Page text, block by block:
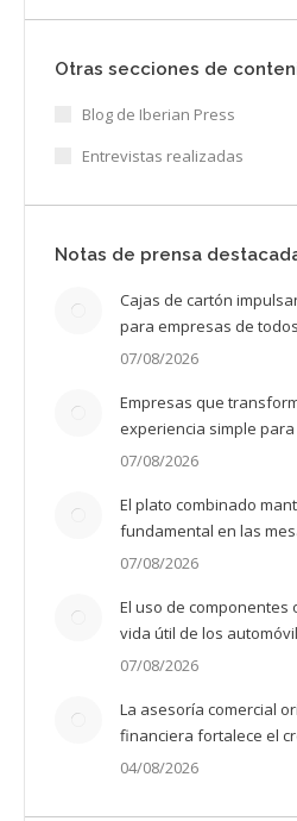
Otras secciones de
Blog de Iberian Press
Entrevistas realizadas
Notas de prensa
Cajas de cartón
para empresas de
07/08/2026
Empresas que
experiencia simple
07/08/2026
El plato combinado
fundamental en las
07/08/2026
El uso de componentes
vida útil de los
07/08/2026
La asesoría comercial
financiera fortalece el
04/08/2026